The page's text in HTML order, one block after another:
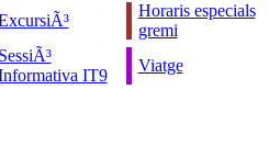
Horaris especials
gremi
SessiÃ³
IT9
Viatge